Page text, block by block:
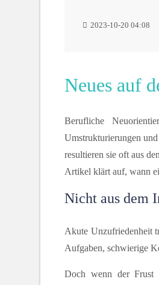
2023-10-20 04:08
Neues auf
Berufliche
Umstrukturierungen
resultieren sie oft aus
Artikel klärt auf, wann
Nicht aus dem
Akute Unzufriedenheit
Aufgaben, schwierige
Doch wenn der Frust